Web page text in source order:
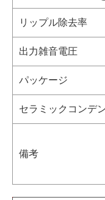
リップル除去率
出力雑音電圧
パッケージ
セラミックコンデ
備考